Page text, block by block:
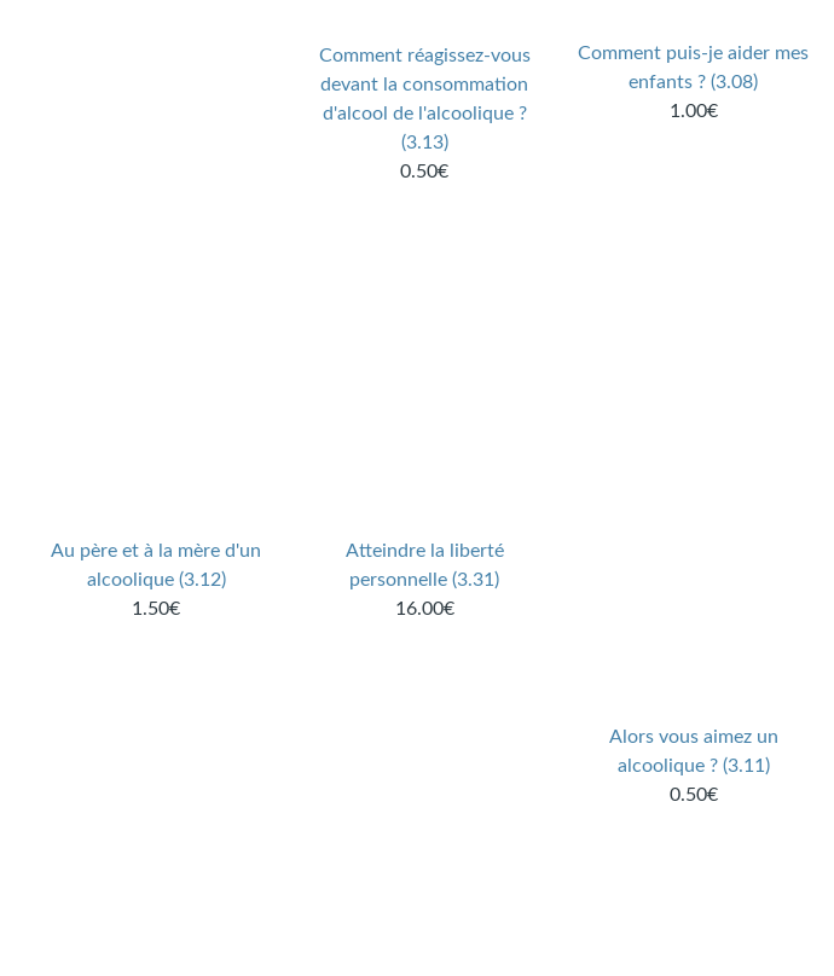
Comment réagissez-vous
devant la consommation
d'alcool de l'alcoolique ?
(3.13)
0.50€
Comment puis-je aider mes
enfants ? (3.08)
1.00€
Au père et à la mère d'un
alcoolique (3.12)
1.50€
Atteindre la liberté
personnelle (3.31)
16.00€
Alors vous aimez un
alcoolique ? (3.11)
0.50€